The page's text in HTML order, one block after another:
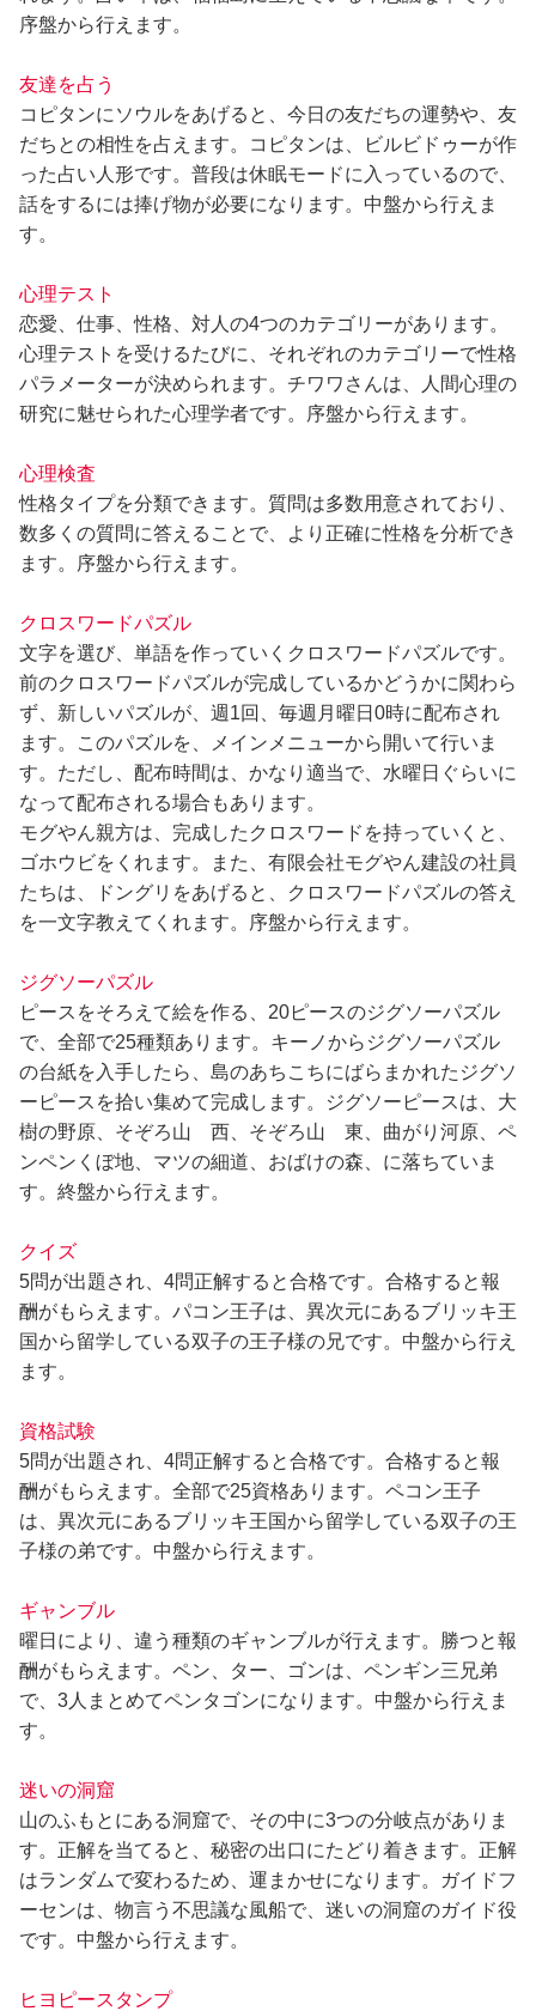
序盤から行えます。
友達を占う
コピタンにソウルをあげると、今日の友だちの運勢や、友
だちとの相性を占えます。コピタンは、ビルビドゥーが作
った占い人形です。普段は休眠モードに入っているので、
話をするには捧げ物が必要になります。中盤から行えま
す。
心理テスト
恋愛、仕事、性格、対人の4つのカテゴリーがあります。
心理テストを受けるたびに、それぞれのカテゴリーで性格
パラメーターが決められます。チワワさんは、人間心理の
研究に魅せられた心理学者です。序盤から行えます。
心理検査
性格タイプを分類できます。質問は多数用意されており、
数多くの質問に答えることで、より正確に性格を分析でき
ます。序盤から行えます。
クロスワードパズル
文字を選び、単語を作っていくクロスワードパズルです。
前のクロスワードパズルが完成しているかどうかに関わら
ず、新しいパズルが、週1回、毎週月曜日0時に配布され
ます。このパズルを、メインメニューから開いて行いま
す。ただし、配布時間は、かなり適当で、水曜日ぐらいに
なって配布される場合もあります。
モグやん親方は、完成したクロスワードを持っていくと、
ゴホウビをくれます。また、有限会社モグやん建設の社員
たちは、ドングリをあげると、クロスワードパズルの答え
を一文字教えてくれます。序盤から行えます。
ジグソーパズル
ピースをそろえて絵を作る、20ピースのジグソーパズル
で、全部で25種類あります。キーノからジグソーパズル
の台紙を入手したら、島のあちこちにばらまかれたジグソ
ーピースを拾い集めて完成します。ジグソーピースは、大
樹の野原、そぞろ山 西、そぞろ山 東、曲がり河原、ペ
ンペンくぼ地、マツの細道、おばけの森、に落ちていま
す。終盤から行えます。
クイズ
5問が出題され、4問正解すると合格です。合格すると報
酬がもらえます。パコン王子は、異次元にあるブリッキ王
国から留学している双子の王子様の兄です。中盤から行え
ます。
資格試験
5問が出題され、4問正解すると合格です。合格すると報
酬がもらえます。全部で25資格あります。ペコン王子
は、異次元にあるブリッキ王国から留学している双子の王
子様の弟です。中盤から行えます。
ギャンブル
曜日により、違う種類のギャンブルが行えます。勝つと報
酬がもらえます。ペン、ター、ゴンは、ペンギン三兄弟
で、3人まとめてペンタゴンになります。中盤から行えま
す。
迷いの洞窟
山のふもとにある洞窟で、その中に3つの分岐点がありま
す。正解を当てると、秘密の出口にたどり着きます。正解
はランダムで変わるため、運まかせになります。ガイドフ
ーセンは、物言う不思議な風船で、迷いの洞窟のガイド役
です。中盤から行えます。
ヒヨピースタンプ